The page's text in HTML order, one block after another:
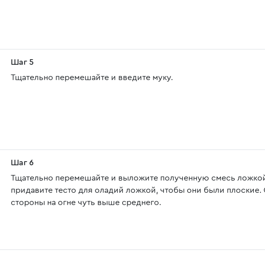
Шаг 5
Тщательно перемешайте и введите муку.
Шаг 6
Тщательно перемешайте и выложите полученную смесь
придавите тесто для оладий ложкой, чтобы они были
стороны на огне чуть выше среднего.